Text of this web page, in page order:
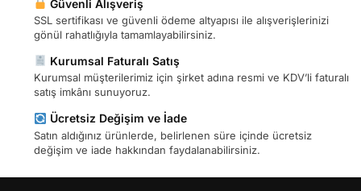
Güvenli Alışveriş
SSL sertifikası ve güvenli ödeme altyapısı ile alışverişlerinizi
gönül rahatlığıyla tamamlayabilirsiniz.
Kurumsal Faturalı Satış
Kurumsal müşterilerimiz için şirket adına resmi ve KDV’li faturalı
satış imkânı sunuyoruz.
Ücretsiz Değişim ve İade
Satın aldığınız ürünlerde, belirlenen süre içinde ücretsiz
değişim ve iade hakkından faydalanabilirsiniz.